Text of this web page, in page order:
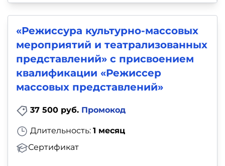
«Режиссура культурно-массовых
мероприятий и театрализованных
представлений» с присвоением
квалификации «Режиссер
массовых представлений»
37 500 руб. Промокод
Длительность: 1 месяц
Сертификат